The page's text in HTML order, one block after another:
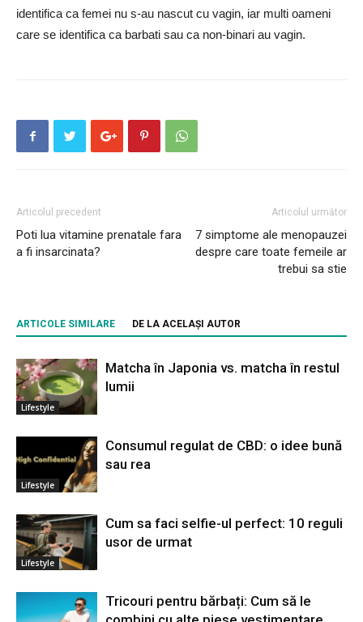
identifica ca femei nu s-au nascut cu vagin, iar multi oameni
care se identifica ca barbati sau ca non-binari au vagin.
Articolul precedent
Poti lua vitamine prenatale fara
a fi insarcinata?
Articolul următor
7 simptome ale menopauzei
despre care toate femeile ar
trebui sa stie
ARTICOLE SIMILARE DE LA ACELAȘI AUTOR
Lifestyle
Matcha în Japonia vs. matcha în restul
lumii
Lifestyle
Consumul regulat de CBD: o idee bună
sau rea
Lifestyle
Cum sa faci selfie-ul perfect: 10 reguli
usor de urmat
Tricouri pentru bărbați: Cum să le